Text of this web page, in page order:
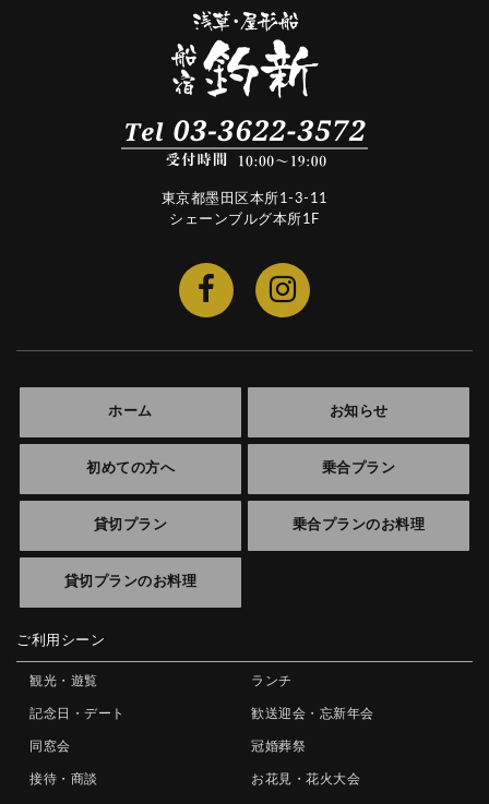
東京都墨田区本所1-3-11
シェーンブルグ本所1F
ホーム お知らせ
初めての方へ 乗合プラン
貸切プラン 乗合プランのお料理
貸切プランのお料理
ご利用シーン
観光・遊覧 ランチ
記念日・デート 歓送迎会・忘新年会
同窓会 冠婚葬祭
接待・商談 お花見・花火大会